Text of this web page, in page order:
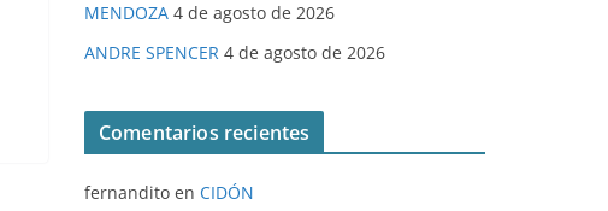
MENDOZA 4 de agosto de 2026
ANDRE SPENCER 4 de agosto de 2026
Comentarios recientes
fernandito en CIDÓN